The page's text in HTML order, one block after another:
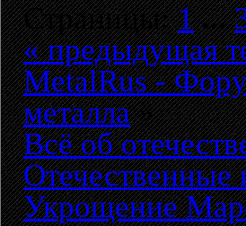
Страницы:1 ...
« предыдущая
MetalRus -
металла»
Всё об
Отечественные
Укрощение